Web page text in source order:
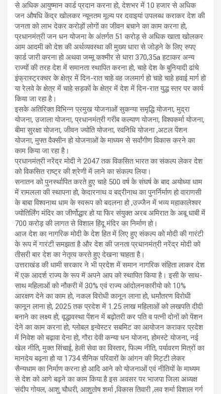
से अधिक आयुष्मान कार्ड प्रदान करना हो, देशभर में 10 हजार से अधिक
जन औषधि केंद्र खोलकर न्यूनतम मूल्य पर दवाइयां उपलब्ध कराकर देश की
जनता को लाभ देकर करोड़ों लोगों का जीवन बचाने का काम करना हो,
प्रधानमंत्री जन धन योजना के अंतर्गत 51 करोड़ से अधिक खाता खोलकर
आम आदमी को देश की अर्थव्यवस्था की मुख्य धारा से जोड़ने के लिए रुपए
कार्ड जारी करना हो अथवा जम्मू कश्मीर से धारा 370,35a हटाकर अन्य
राज्यों की तरह देश में समानता स्थापित करना हो, चाहे देश के बुनियादी ढांचे
इंफ्रास्ट्रक्चर के क्षेत्र में दिन-रात चाहे वह जलमार्ग हो चाहे चाहे हवाई मार्ग हो
या रेलवे के क्षेत्र में चाहे सड़कों के क्षेत्र में देश में दिन-रात युद्ध स्तर पर कार्य
किया जा रहा है।
इसके अतिरिक्त विभिन्न प्रमुख योजनाओं सुकन्या समृद्धि योजना, मुद्रा
योजना, उजाला योजना, प्रधानमंत्री गरीब कल्याण योजना, विश्वकर्मा योजना,
बीमा सुरक्षा योजना, जीवन ज्योति योजना, स्वनिधि योजना ,अटल पेंशन
योजना, मुफ्त वैक्सीन हो योजनाओं के माध्यम से सर्वांगीण विकास करने का
काम किया जा रहा है।
प्रधानमंत्री नरेंद्र मोदी ने 2047 तक विकसित भारत का संकल्प लेकर देश
को विकसित राष्ट्र की श्रेणी में लाने का संकल्प लिया।
सनातन को पुनर्स्थापित करते हुए चाहे 500 वर्ष के संघर्ष के बाद अयोध्या धाम
में रामलला की स्थापना हो, केदारनाथ व बद्रीनाथ का पुनर्निर्माण हो वाराणसी
के बाबा विश्वनाथ धाम के स्वरूप को बदलना हो ,उज्जैन में भव्य महाकालेश्वर
ज्योतिर्लिंग मंदिर का जीर्णोद्धार हो या फिर संयुक्त अरब अमिरात के अबू धाबी में
700 करोड़ की लागत से विशाल हिंदू मंदिर का निर्माण हो।
आज देश का नागरिक मोदी के देश हित में लिए हुए संकल्प को मोदी की गारंटी
के रूप में गारंटी समझता है और देश की जनता प्रधानमंत्री नरेंद्र मोदी को
तीसरी बार देश का नेतृत्व करते हुए देखना चाहता है।
उत्तराखंड की धामी सरकार ने भी प्रदेश में समान नागरिक संहिता लाकर देश
में एक आदर्श राज्य के रूप में अपने आप को स्थापित किया है। इसी के साथ-
साथ महिलाओं को नौकरी में 30% एवं राज्य आंदोलनकारीयो को 10%
आरक्षण देने का काम हो, नकल विरोधी कानून लाना हो, धर्मांतरण विरोधी
कानून लाना हो, 2025 तक प्रदेश में 1.25 लाख महिलाओं को लखपति दीदी
बनाने का लक्ष्य हो, वृद्धावस्था पेंशन में बढ़ोतरी कर पति व पत्नी दोनों को पेंशन
देने का काम करना हो, ग्लोबल इन्वेस्टर सबमिट का आयोजन कराकर प्रदेश
में निवेश को बढ़ावा देना हो, गौरा देवी कन्या धन योजना, होमस्टे योजना, नई
खेल नीति, मुक्त सिंचाई, हेली सेवा का विस्तार, फिल्म नीति, पर्यावरण मित्रों का
मानदेय बढ़ना हो या 1734 सैनिक परिवारों के आंगन की मिट्टी लेकर
सैन्यधाम का निर्माण करना हो आदि आने को योजनाओं एवं नीतियों के माध्यम
से देश को आगे बढ़ने का काम किया है इस अवसर पर भाजपा जिला अध्यक्ष
संदीप गोयल, आशु चौधरी, आशुतोष शर्मा ,विकास तिवारी ,लव शर्मा विशाल गर्ग